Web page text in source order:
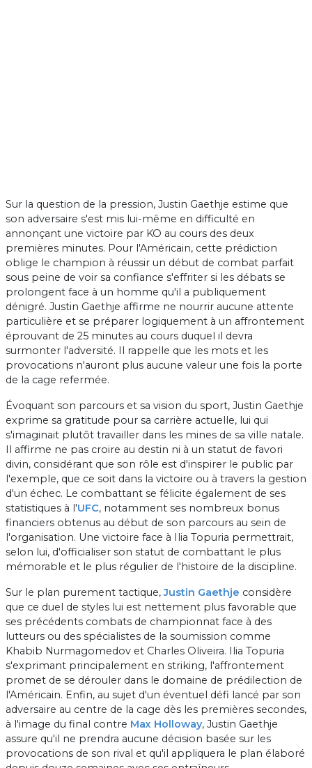
Sur la question de la pression, Justin Gaethje estime que
son adversaire s'est mis lui-même en difficulté en
annonçant une victoire par KO au cours des deux
premières minutes. Pour l'Américain, cette prédiction
oblige le champion à réussir un début de combat parfait
sous peine de voir sa confiance s'effriter si les débats se
prolongent face à un homme qu'il a publiquement
dénigré. Justin Gaethje affirme ne nourrir aucune attente
particulière et se préparer logiquement à un affrontement
éprouvant de 25 minutes au cours duquel il devra
surmonter l'adversité. Il rappelle que les mots et les
provocations n'auront plus aucune valeur une fois la porte
de la cage refermée.
Évoquant son parcours et sa vision du sport, Justin Gaethje
exprime sa gratitude pour sa carrière actuelle, lui qui
s'imaginait plutôt travailler dans les mines de sa ville natale.
Il affirme ne pas croire au destin ni à un statut de favori
divin, considérant que son rôle est d'inspirer le public par
l'exemple, que ce soit dans la victoire ou à travers la gestion
d'un échec. Le combattant se félicite également de ses
statistiques à l'UFC, notamment ses nombreux bonus
financiers obtenus au début de son parcours au sein de
l'organisation. Une victoire face à Ilia Topuria permettrait,
selon lui, d'officialiser son statut de combattant le plus
mémorable et le plus régulier de l'histoire de la discipline.
Sur le plan purement tactique,Justin Gaethje considère
que ce duel de styles lui est nettement plus favorable que
ses précédents combats de championnat face à des
lutteurs ou des spécialistes de la soumission comme
Khabib Nurmagomedov et Charles Oliveira. Ilia Topuria
s'exprimant principalement en striking, l'affrontement
promet de se dérouler dans le domaine de prédilection de
l'Américain. Enfin, au sujet d'un éventuel défi lancé par son
adversaire au centre de la cage dès les premières secondes,
à l'image du final contre Max Holloway, Justin Gaethje
assure qu'il ne prendra aucune décision basée sur les
provocations de son rival et qu'il appliquera le plan élaboré